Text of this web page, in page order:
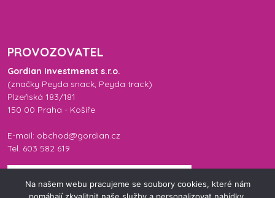
PROVOZOVATEL
Gordian Investmenst s.r.o.
(značky Peyda snack, Peyda track)
Plzeňská 183/181
150 00 Praha - Košíře
E-mail: obchod@gordian.cz
Tel. 603 582 619
Na našem webu pracujeme se soubory cookies, které nám